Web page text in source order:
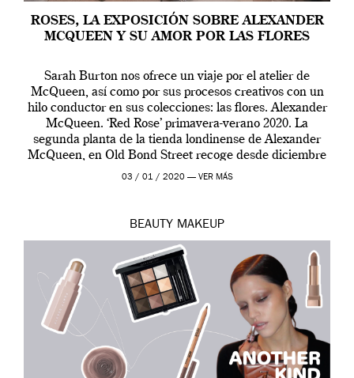
ROSES, LA EXPOSICIÓN SOBRE ALEXANDER
MCQUEEN Y SU AMOR POR LAS FLORES
Sarah Burton nos ofrece un viaje por el atelier de
McQueen, así como por sus procesos creativos con un
hilo conductor en sus colecciones: las flores. Alexander
McQueen. ‘Red Rose’ primavera-verano 2020. La
segunda planta de la tienda londinense de Alexander
McQueen, en Old Bond Street recoge desde diciembre
de 2019 hasta final de abril […]
03 / 01 / 2020 — VER MÁS
BEAUTY MAKEUP